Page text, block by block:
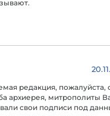
редакция, пожалуйста,
архиерея, митрополиты
свои подписи под